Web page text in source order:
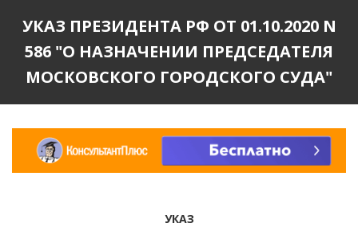
УКАЗ ПРЕЗИДЕНТА РФ ОТ 01.10.2020 N
586 "О НАЗНАЧЕНИИ ПРЕДСЕДАТЕЛЯ
МОСКОВСКОГО ГОРОДСКОГО СУДА"
УКАЗ